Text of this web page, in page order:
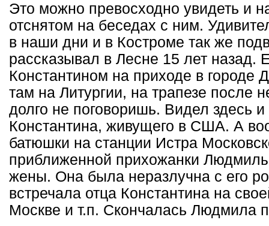
Это можно превосходно увидеть и
отснятом на беседах с ним.
в наши дни и в Костроме так же
рассказывал в Лесне 15 лет
Константином на приходе в городе
там на Литургии, на трапезе после
долго не поговоришь. Видел здесь
Константина, живущего в США. А
батюшки на станции Истра
приближенной прихожанки
жены. Она была неразлучна с его
встречала отца Константина на
Москве и т.п. Скончалась Людмила